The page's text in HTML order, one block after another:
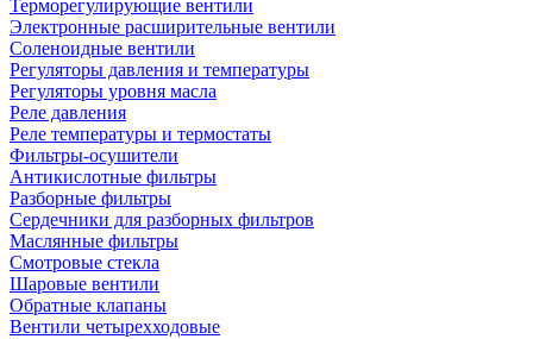
Терморегулирующие вентили
Электронные расширительные вентили
Соленоидные вентили
Регуляторы давления и температуры
Регуляторы уровня масла
Реле давления
Реле температуры и термостаты
Фильтры-осушители
Антикислотные фильтры
Разборные фильтры
Сердечники для разборных фильтров
Маслянные фильтры
Смотровые стекла
Шаровые вентили
Обратные клапаны
Вентили четырехходовые